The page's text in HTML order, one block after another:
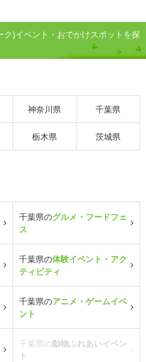
)イベント・おでかけスポットを探
神奈川県 千葉県
栃木県 茨城県
千葉県のグルメ・フードフェ
ス
千葉県の体験イベント・アク
ティビティ
千葉県のアニメ・ゲームイベ
ント
千葉県の動物ふれあいイベン
ト